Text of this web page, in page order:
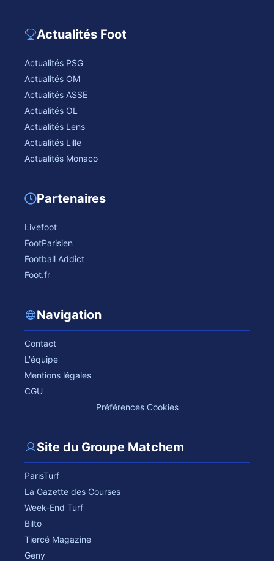
Actualités Foot
Actualités PSG
Actualités OM
Actualités ASSE
Actualités OL
Actualités Lens
Actualités Lille
Actualités Monaco
Partenaires
Livefoot
FootParisien
Football Addict
Foot.fr
Navigation
Contact
L'équipe
Mentions légales
CGU
Préférences Cookies
Site du Groupe Matchem
ParisTurf
La Gazette des Courses
Week-End Turf
Bilto
Tiercé Magazine
Geny